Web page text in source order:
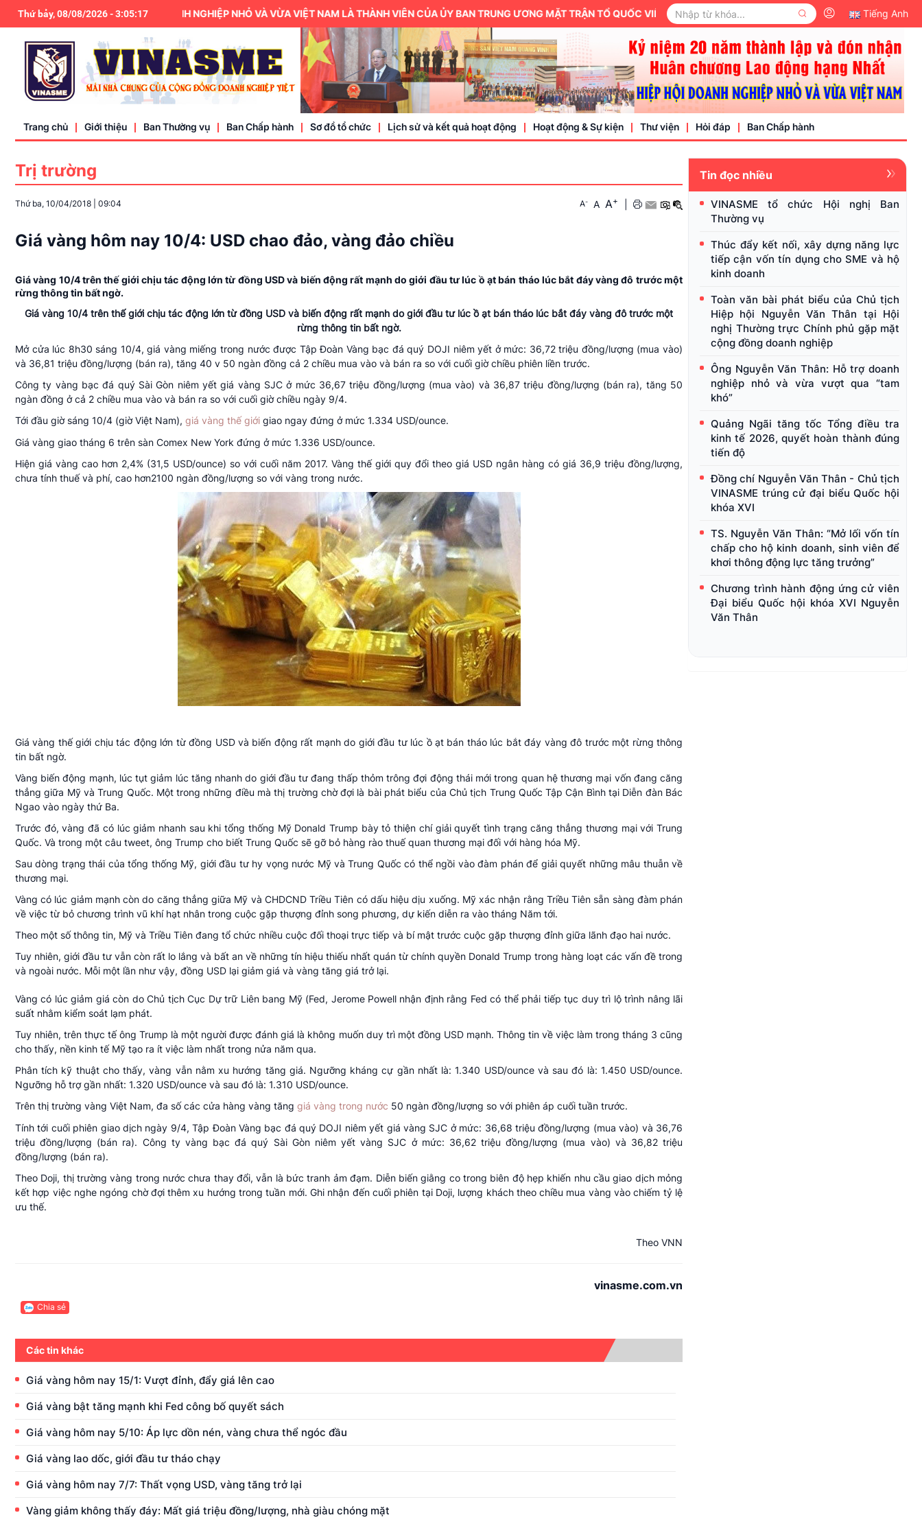
Thứ bảy, 08/08/2026-3:05:18
HIỆP HỘI DOANH NGHIỆP NHỎ VÀ VỪA VIỆT NAM LÀ THÀNH VIÊN CỦA ỦY BAN TRUNG ƯƠNG MẶT TRẬN TỔ QUỐC VIỆT NAM. Tiếng Anh
Trang chủ Giới thiệu
Điều lệ
Liên hệ
Ban Thường vụ Ban Chấp hành Sơ đồ tổ chức Lịch sử và kết quả hoạt động Hoạt động & Sự kiện
Trung ương hội
Thành viên
Thư viện
Video
Văn bản pháp luật
Hỏi đáp Ban Chấp hành
Trị trường
Thứ ba, 10/04/2018 09:04 A- A A+
Giá vàng hôm nay 10/4: USD chao đảo, vàng đảo chiều
Giá vàng 10/4 trên thế giới chịu tác động lớn từ đồng USD và biến động rất mạnh do giới đầu tư lúc ồ ạt bán tháo lúc bắt đáy vàng đô trước một
rừng thông tin bất ngờ.
Giá vàng 10/4 trên thế giới chịu tác động lớn từ đồng USD và biến động rất mạnh do giới đầu tư lúc ồ ạt bán tháo lúc bắt đáy vàng đô trước một
rừng thông tin bất ngờ.
Mở cửa lúc 8h30 sáng 10/4, giá vàng miếng trong nước được Tập Đoàn Vàng bạc đá quý DOJI niêm yết ở mức: 36,72 triệu đồng/lượng (mua vào)
và 36,81 triệu đồng/lượng (bán ra), tăng 40 v 50 ngàn đồng cả 2 chiều mua vào và bán ra so với cuối giờ chiều phiên liền trước.
Công ty vàng bạc đá quý Sài Gòn niêm yết giá vàng SJC ở mức 36,67 triệu đồng/lượng (mua vào) và 36,87 triệu đồng/lượng (bán ra), tăng 50
ngàn đồng ở cả 2 chiều mua vào và bán ra so với cuối giờ chiều ngày 9/4.
Tới đầu giờ sáng 10/4 (giờ Việt Nam), giá vàng thế giới giao ngay đứng ở mức 1.334 USD/ounce.
Giá vàng giao tháng 6 trên sàn Comex New York đứng ở mức 1.336 USD/ounce.
Hiện giá vàng cao hơn 2,4% (31,5 USD/ounce) so với cuối năm 2017. Vàng thế giới quy đổi theo giá USD ngân hàng có giá 36,9 triệu đồng/lượng,
chưa tính thuế và phí, cao hơn2100 ngàn đồng/lượng so với vàng trong nước.
Giá vàng thế giới chịu tác động lớn từ đồng USD và biến động rất mạnh do giới đầu tư lúc ồ ạt bán tháo lúc bắt đáy vàng đô trước một rừng thông
tin bất ngờ.
Vàng biến động mạnh, lúc tụt giảm lúc tăng nhanh do giới đầu tư đang thấp thỏm trông đợi động thái mới trong quan hệ thương mại vốn đang căng
thẳng giữa Mỹ và Trung Quốc. Một trong những điều mà thị trường chờ đợi là bài phát biểu của Chủ tịch Trung Quốc Tập Cận Bình tại Diễn đàn Bác
Ngao vào ngày thứ Ba.
Trước đó, vàng đã có lúc giảm nhanh sau khi tổng thống Mỹ Donald Trump bày tỏ thiện chí giải quyết tình trạng căng thẳng thương mại với Trung
Quốc. Và trong một câu tweet, ông Trump cho biết Trung Quốc sẽ gỡ bỏ hàng rào thuế quan thương mại đối với hàng hóa Mỹ.
Sau dòng trạng thái của tổng thống Mỹ, giới đầu tư hy vọng nước Mỹ và Trung Quốc có thể ngồi vào đàm phán để giải quyết những mâu thuẫn về
thương mại.
Vàng có lúc giảm mạnh còn do căng thẳng giữa Mỹ và CHDCND Triều Tiên có dấu hiệu dịu xuống. Mỹ xác nhận rằng Triều Tiên sẵn sàng đàm phán
về việc từ bỏ chương trình vũ khí hạt nhân trong cuộc gặp thượng đỉnh song phương, dự kiến diễn ra vào tháng Năm tới.
Theo một số thông tin, Mỹ và Triều Tiên đang tổ chức nhiều cuộc đối thoại trực tiếp và bí mật trước cuộc gặp thượng đỉnh giữa lãnh đạo hai nước.
Tuy nhiên, giới đầu tư vẫn còn rất lo lắng và bất an về những tín hiệu thiếu nhất quán từ chính quyền Donald Trump trong hàng loạt các vấn đề trong
và ngoài nước. Mỗi một lần như vậy, đồng USD lại giảm giá và vàng tăng giá trở lại.
Vàng có lúc giảm giá còn do Chủ tịch Cục Dự trữ Liên bang Mỹ (Fed, Jerome Powell nhận định rằng Fed có thể phải tiếp tục duy trì lộ trình nâng lãi
suất nhằm kiểm soát lạm phát.
Tuy nhiên, trên thực tế ông Trump là một người được đánh giá là không muốn duy trì một đồng USD mạnh. Thông tin về việc làm trong tháng 3 cũng
cho thấy, nền kinh tế Mỹ tạo ra ít việc làm nhất trong nửa năm qua.
Phân tích kỹ thuật cho thấy, vàng vẫn nằm xu hướng tăng giá. Ngưỡng kháng cự gần nhất là: 1.340 USD/ounce và sau đó là: 1.450 USD/ounce.
Ngưỡng hỗ trợ gần nhất: 1.320 USD/ounce và sau đó là: 1.310 USD/ounce.
Trên thị trường vàng Việt Nam, đa số các cửa hàng vàng tăng giá vàng trong nước 50 ngàn đồng/lượng so với phiên áp cuối tuần trước.
Tính tới cuối phiên giao dịch ngày 9/4, Tập Đoàn Vàng bạc đá quý DOJI niêm yết giá vàng SJC ở mức: 36,68 triệu đồng/lượng (mua vào) và 36,76
triệu đồng/lượng (bán ra). Công ty vàng bạc đá quý Sài Gòn niêm yết vàng SJC ở mức: 36,62 triệu đồng/lượng (mua vào) và 36,82 triệu
đồng/lượng (bán ra).
Theo Doji, thị trường vàng trong nước chưa thay đổi, vẫn là bức tranh ảm đạm. Diễn biến giằng co trong biên độ hẹp khiến nhu cầu giao dịch mỏng
kết hợp việc nghe ngóng chờ đợi thêm xu hướng trong tuần mới. Ghi nhận đến cuối phiên tại Doji, lượng khách theo chiều mua vàng vào chiếm tỷ lệ
ưu thế.
Theo VNN
vinasme.com.vn
Chia sẻ
Các tin khác
Giá vàng hôm nay 15/1: Vượt đỉnh, đẩy giá lên cao
Giá vàng bật tăng mạnh khi Fed công bố quyết sách
Giá vàng hôm nay 5/10: Áp lực dồn nén, vàng chưa thể ngóc đầu
Giá vàng lao dốc, giới đầu tư tháo chạy
Giá vàng hôm nay 7/7: Thất vọng USD, vàng tăng trở lại
Vàng giảm không thấy đáy: Mất giá triệu đồng/lượng, nhà giàu chóng mặt
Tin đọc nhiều
VINASME tổ chức Hội nghị Ban
Thường vụ
Thúc đẩy kết nối, xây dựng năng lực
tiếp cận vốn tín dụng cho SME và hộ
kinh doanh
Toàn văn bài phát biểu của Chủ tịch
Hiệp hội Nguyễn Văn Thân tại Hội
nghị Thường trực Chính phủ gặp mặt
cộng đồng doanh nghiệp
Ông Nguyễn Văn Thân: Hỗ trợ doanh
nghiệp nhỏ và vừa vượt qua “tam
khó”
Quảng Ngãi tăng tốc Tổng điều tra
kinh tế 2026, quyết hoàn thành đúng
tiến độ
Đồng chí Nguyễn Văn Thân - Chủ tịch
VINASME trúng cử đại biểu Quốc hội
khóa XVI
TS. Nguyễn Văn Thân: “Mở lối vốn tín
chấp cho hộ kinh doanh, sinh viên để
khơi thông động lực tăng trưởng”
Chương trình hành động ứng cử viên
Đại biểu Quốc hội khóa XVI Nguyễn
Văn Thân